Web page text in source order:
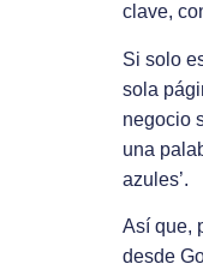
clave,
Si solo
sola
negocio
una
azules’.
Así que,
desde